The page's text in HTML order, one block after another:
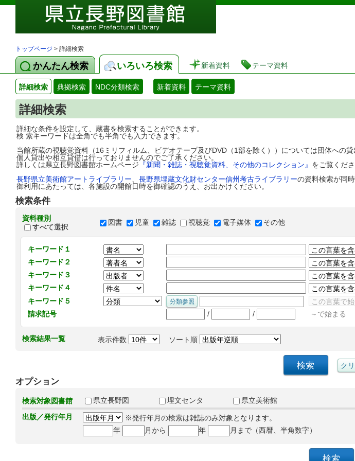
図書館 蔵書検索・予約システム
トップページ > 詳細検索
かんたん検索 いろいろ検索 新着資料 テーマ資料
詳細検索 典拠検索 NDC分類検索 新着資料 テーマ資料
詳細検索
詳細な条件を設定して、蔵書を検索することができます。
検 索キーワードは全角でも半角でも入力できます。
当館所蔵の視聴覚資料（16ミリフィルム、ビデオテープ及びDVD（1部を除く））については団体への貸
個人貸出や相互貸借は行っておりませんのでご了承ください。
詳しくは県立長野図書館ホームページ 『新聞・雑誌・視聴覚資料、その他のコレクション』 をご覧くださ
長野県立美術館アートライブラリー
長野県埋蔵文化財センター信州考古ライブラリーの資料検索が同
御利用にあたっては、各施設の開館日時を御確認のうえ、お出かけください。
検索条件
資料種別
すべて選択
図書 児童 雑誌 視聴覚 電子媒体 その他
キーワード１
キーワード２
キーワード３
キーワード４
キーワード５
請求記号
/ / ～で始まる
検索結果一覧 表示件数 ソート順
オプション
検索対象図書館 県立長野図 埋文センタ
県立美術館
出版／発行年月
※発行年月の検索は雑誌のみ対象となります。
年
月から 年 月まで（西暦、半角数字）